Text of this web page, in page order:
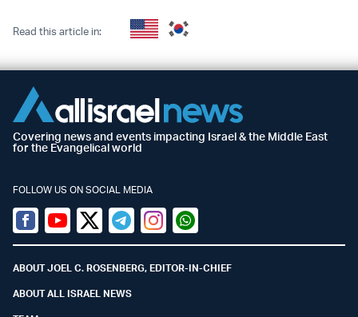
Read this article in:
Covering news and events impacting Israel & the Middle East
for the Evangelical world
FOLLOW US ON SOCIAL MEDIA
Facebook
YoutubeTwitter (X)
TelegramInstagramWhatsapp
ABOUT JOEL C. ROSENBERG, EDITOR-IN-CHIEF
ABOUT ALL ISRAEL NEWS